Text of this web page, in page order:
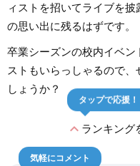
ィストを招いてライブを
の思い出に残るはずです。
卒業シーズンの校内イベン
ストもいらっしゃるので
しょうか？
expand_lessランキング
タップで応援！
気軽にコメント